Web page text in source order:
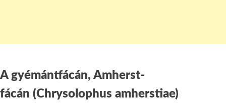
A gyémántfácán, Amherst-
fácán (Chrysolophus amherstiae)